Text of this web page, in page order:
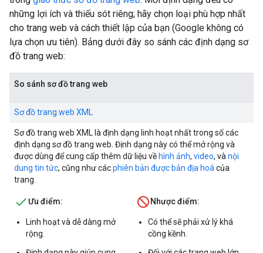
những lợi ích và thiếu sót riêng; hãy chọn loại phù hợp nhất
cho trang web và cách thiết lập của bạn (Google không có
lựa chọn ưu tiên). Bảng dưới đây so sánh các định dạng sơ
đồ trang web:
So sánh sơ đồ trang web
Sơ đồ trang web XML
Sơ đồ trang web XML là định dạng linh hoạt nhất trong số các
định dạng sơ đồ trang web. Định dạng này có thể mở rộng và
được dùng để cung cấp thêm dữ liệu về hình ảnh, video, và nội
dung tin tức, cũng như cácphiên bản được bản địa hoá của
trang.
Ưu điểm:
Linh hoạt và dễ dàng mở
rộng.
Nhược điểm:
Có thể sẽ phải xử lý khá
cồng kềnh.